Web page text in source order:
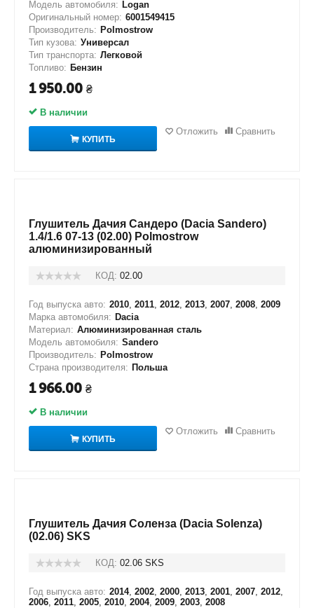
Модель автомобиля: Logan
Оригинальный номер: 6001549415
Производитель: Polmostrow
Тип кузова: Универсал
Тип транспорта: Легковой
Топливо: Бензин
1 950.00 ₴
В наличии
КУПИТЬ
Отложить Сравнить
Глушитель Дачия Сандеро (Dacia Sandero)
1.4/1.6 07-13 (02.00) Polmostrow
алюминизированный
КОД: 02.00
Год выпуска авто: 2010, 2011, 2012, 2013, 2007, 2008, 2009
Марка автомобиля: Dacia
Материал: Алюминизированная сталь
Модель автомобиля: Sandero
Производитель: Polmostrow
Страна производителя: Польша
1 966.00 ₴
В наличии
КУПИТЬ
Отложить Сравнить
Глушитель Дачия Соленза (Dacia Solenza)
(02.06) SKS
КОД: 02.06 SKS
Год выпуска авто: 2014, 2002, 2000, 2013, 2001, 2007, 2012,
2006, 2011, 2005, 2010, 2004, 2009, 2003, 2008